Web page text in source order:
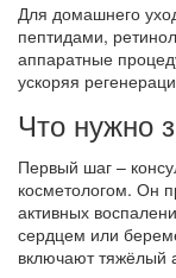
Для домашнего
пептидами,
аппаратные
ускоряя
Что нужно
Первый шаг –
косметологом. Он
активных
сердцем или
включают тяжёлый